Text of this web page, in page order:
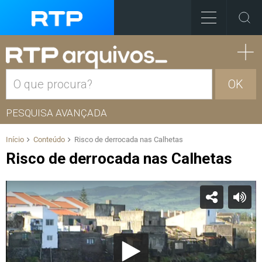
OK
PESQUISA AVANÇADA
Início Conteúdo Risco de derrocada nas Calhetas
Risco de derrocada nas Calhetas